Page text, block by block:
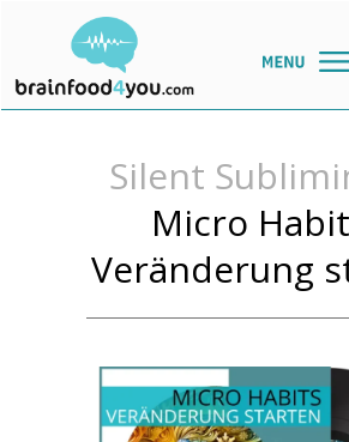
Silent
Micro
Veränderung